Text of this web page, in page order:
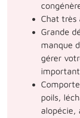
Chat très
Grande
manque
gérer
poils,
alopécie,